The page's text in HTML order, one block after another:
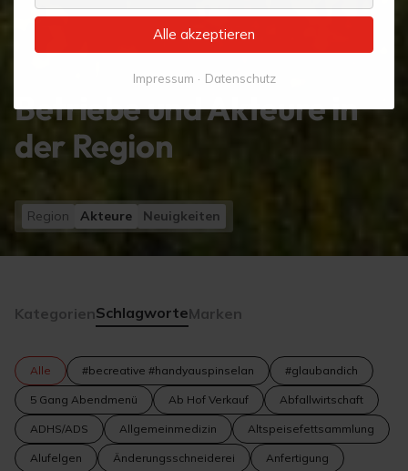
Betriebe und Akteure in
der Region
Region Akteure Neuigkeiten
KategorienSchlagworteMarken
Alle #becreative #handyauspinselan #glaubandich
5 Gang Abendmenü Ab Hof Verkauf Abfallwirtschaft
ADHS/ADS Allgemeinmedizin Altspeisefettsammlung
Alufelgen Änderungsschneiderei Anfertigung
Alle akzeptieren
Impressum Datenschutz